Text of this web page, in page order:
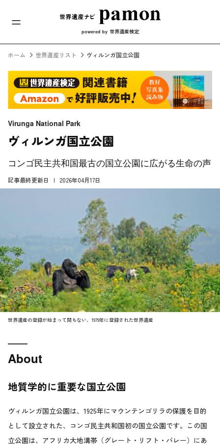
メインナビ
powered by 世界遺産検定
ホーム 世界遺産リスト ヴィルンガ国立公園
Virunga National Park
ヴィルンガ国立公園
コンゴ民主共和国最古の国立公園に広がる生命の声
記事最終更新日 2026年04月17日
世界遺産の登録が始まって間もない、1979年に登録された世界遺産
About
地質学的に重要な国立公園
ヴィルンガ国立公園は、1925年にマウンテンゴリラの保護を目的
として設立された、コンゴ民主共和国初の国立公園です。この国
立公園は、アフリカ大地溝帯（グレート・リフト・バレー）にあ